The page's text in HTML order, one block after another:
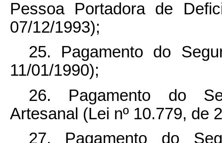
Pessoa Portadora de
07/12/1993);
25. Pagamento do
11/01/1990);
26. Pagamento do
Artesanal (Lei nº 10.779, de
27. Pagamento do